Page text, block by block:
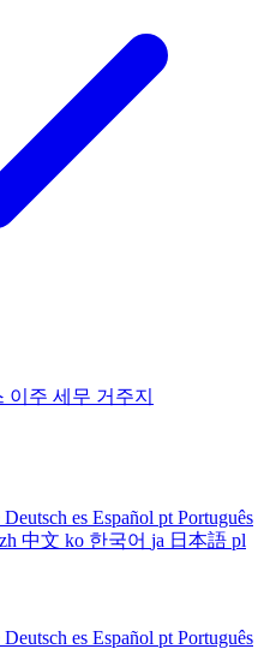
이주 세무 거주지
Deutsch es Español pt Português
zh 中文 ko 한국어 ja 日本語 pl
Deutsch es Español pt Português